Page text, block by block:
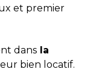
et premier
dans la
bien locatif.